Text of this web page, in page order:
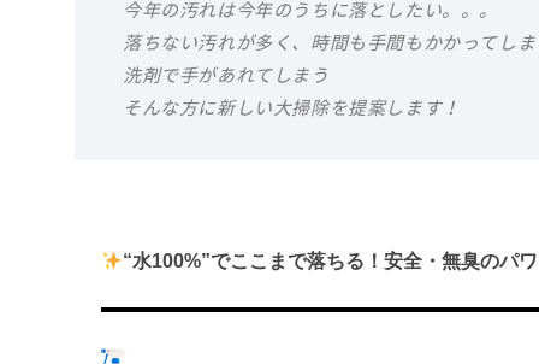
今年の汚れは今年のうちに落としたい。。。
落ちない汚れが多く、時間も手間もかかってしま
洗剤で手があれてしまう
そんな方に新しい大掃除を提案します！
“水100%”でここまで落ちる！安全・無臭のパ